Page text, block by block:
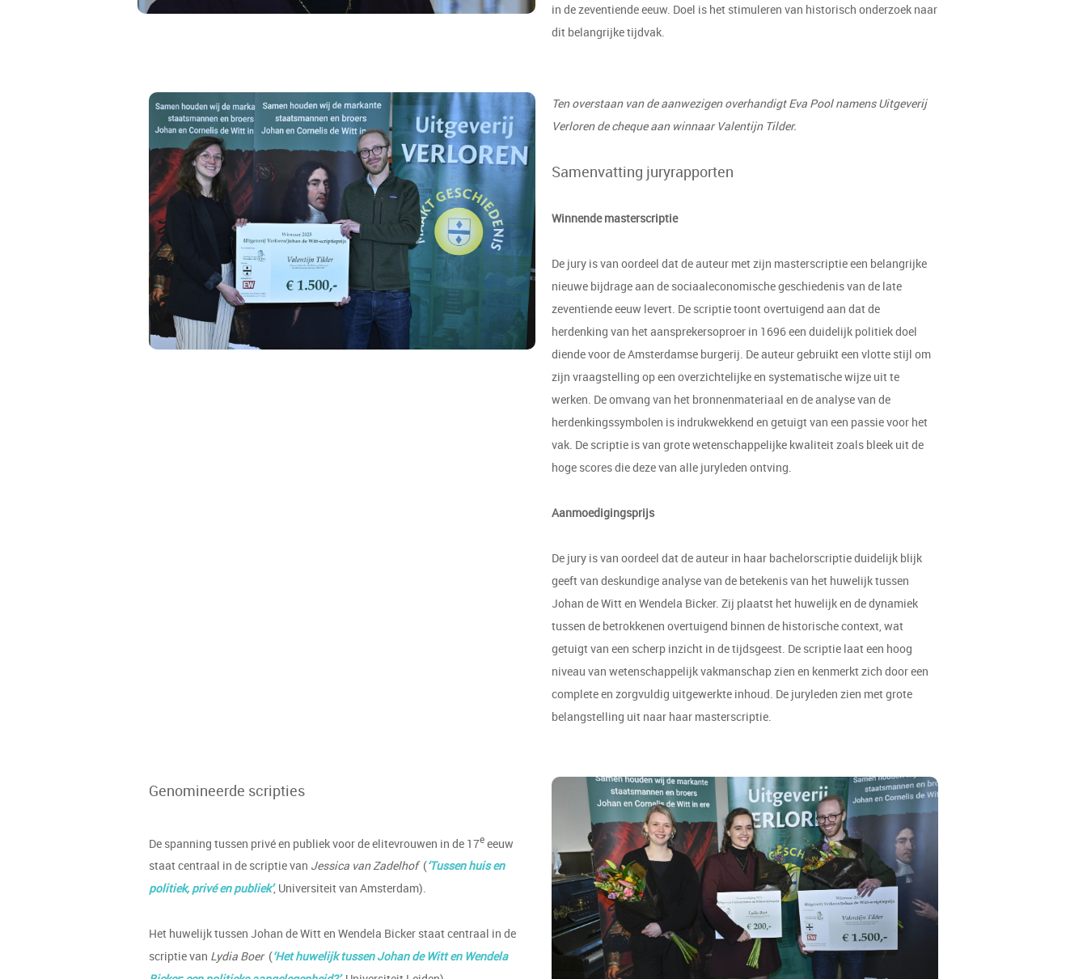
in de zeventiende eeuw. Doel is het stimuleren van historisch onderzoek naar
dit belangrijke tijdvak.
Ten overstaan van de aanwezigen overhandigt Eva Pool namens Uitgeverij
Verloren de cheque aan winnaar Valentijn Tilder.
Samenvatting juryrapporten
Winnende masterscriptie
De jury is van oordeel dat de auteur met zijn masterscriptie een belangrijke
nieuwe bijdrage aan de sociaaleconomische geschiedenis van de late
zeventiende eeuw levert. De scriptie toont overtuigend aan dat de
herdenking van het aansprekersoproer in 1696 een duidelijk politiek doel
diende voor de Amsterdamse burgerij. De auteur gebruikt een vlotte stijl om
zijn vraagstelling op een overzichtelijke en systematische wijze uit te
werken. De omvang van het bronnenmateriaal en de analyse van de
herdenkingssymbolen is indrukwekkend en getuigt van een passie voor het
vak. De scriptie is van grote wetenschappelijke kwaliteit zoals bleek uit de
hoge scores die deze van alle juryleden ontving.
Aanmoedigingsprijs
De jury is van oordeel dat de auteur in haar bachelorscriptie duidelijk blijk
geeft van deskundige analyse van de betekenis van het huwelijk tussen
Johan de Witt en Wendela Bicker. Zij plaatst het huwelijk en de dynamiek
tussen de betrokkenen overtuigend binnen de historische context, wat
getuigt van een scherp inzicht in de tijdsgeest. De scriptie laat een hoog
niveau van wetenschappelijk vakmanschap zien en kenmerkt zich door een
complete en zorgvuldig uitgewerkte inhoud. De juryleden zien met grote
belangstelling uit naar haar masterscriptie.
Genomineerde scripties
De spanning tussen privé en publiek voor de elitevrouwen in de 17e eeuw
staat centraal in de scriptie van Jessica van Zadelhof (‘Tussen huis en
politiek, privé en publiek’, Universiteit van Amsterdam).
Het huwelijk tussen Johan de Witt en Wendela Bicker staat centraal in de
scriptie van Lydia Boer(‘Het huwelijk tussen Johan de Witt en Wendela